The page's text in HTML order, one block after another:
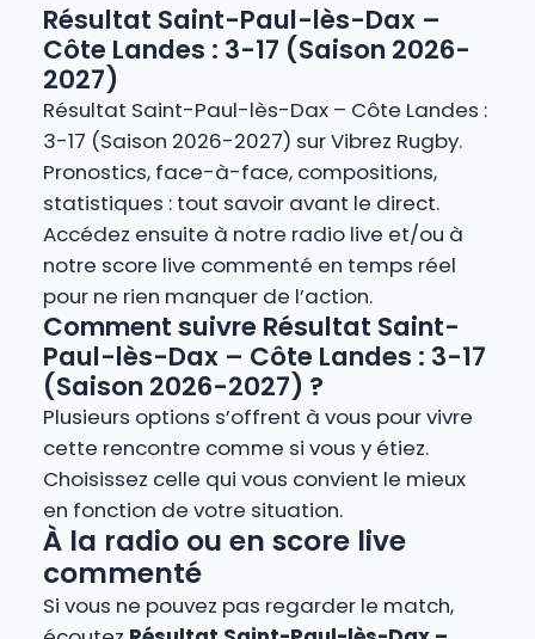
Résultat Saint-Paul-lès-Dax –
Côte Landes : 3-17 (Saison 2026-
2027)
Résultat Saint-Paul-lès-Dax – Côte Landes :
3-17 (Saison 2026-2027) sur Vibrez Rugby.
Pronostics, face-à-face, compositions,
statistiques : tout savoir avant le direct.
Accédez ensuite à notre radio live et/ou à
notre score live commenté en temps réel
pour ne rien manquer de l’action.
Comment suivre Résultat Saint-
Paul-lès-Dax – Côte Landes : 3-17
(Saison 2026-2027) ?
Plusieurs options s’offrent à vous pour vivre
cette rencontre comme si vous y étiez.
Choisissez celle qui vous convient le mieux
en fonction de votre situation.
À la radio ou en score live
commenté
Si vous ne pouvez pas regarder le match,